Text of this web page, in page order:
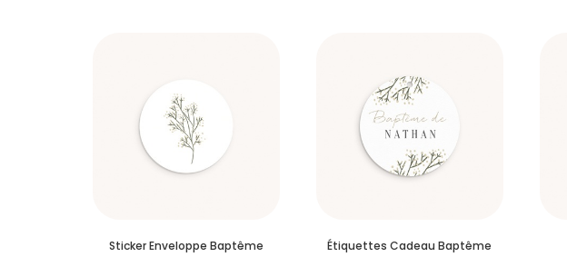
Sticker Enveloppe Baptême Étiquettes Cadeau Baptême